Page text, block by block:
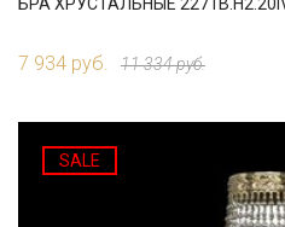
7 934 руб. 11 334 руб.
SALE